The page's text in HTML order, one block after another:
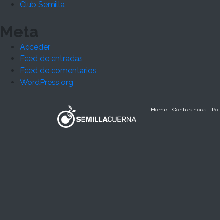
Club Semilla
Meta
Acceder
Feed de entradas
Feed de comentarios
WordPress.org
Home Conferences